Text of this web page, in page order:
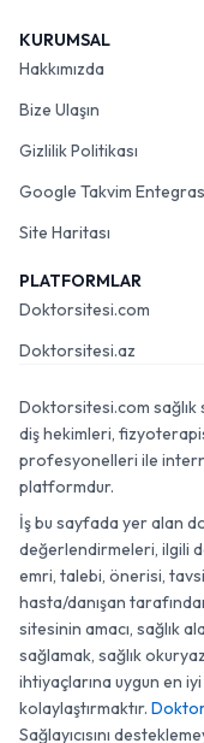
KURUMSAL
Hakkımızda
Bize Ulaşın
Gizlilik Politikası
Google Takvim
Site Haritası
PLATFORMLAR
Doktorsitesi.com
Doktorsitesi.az
Doktorsitesi.com sağlık
diş hekimleri,
profesyonelleri ile
platformdur.
İş bu sayfada yer alan
değerlendirmeleri, ilgili
emri, talebi, önerisi,
hasta/danışan
sitesinin amacı, sağlık
sağlamak, sağlık
ihtiyaçlarına uygun en
kolaylaştırmaktır.
Sağlayıcısını